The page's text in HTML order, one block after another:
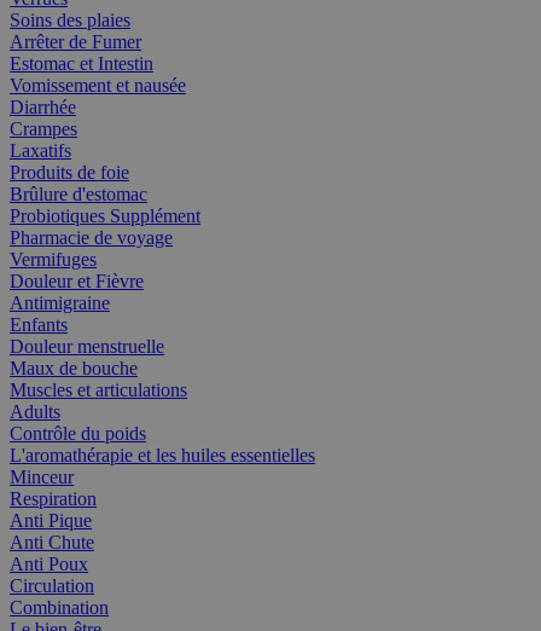
Soins des plaies
Arrêter de Fumer
Estomac et Intestin
Vomissement et nausée
Diarrhée
Crampes
Laxatifs
Produits de foie
Brûlure d'estomac
Probiotiques Supplément
Pharmacie de voyage
Vermifuges
Douleur et Fièvre
Antimigraine
Enfants
Douleur menstruelle
Maux de bouche
Muscles et articulations
Adults
Contrôle du poids
L'aromathérapie et les huiles essentielles
Minceur
Respiration
Anti Pique
Anti Chute
Anti Poux
Circulation
Combination